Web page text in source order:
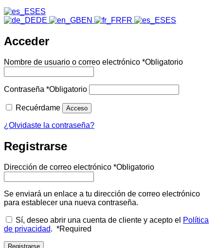
ES
DE
EN FR ES
Acceder
Nombre de usuario o correo electrónico *Obligatorio
Contraseña *Obligatorio
Recuérdame Acceso
¿Olvidaste la contraseña?
Registrarse
Dirección de correo electrónico *Obligatorio
Se enviará un enlace a tu dirección de correo electrónico
para establecer una nueva contraseña.
Sí, deseo abrir una cuenta de cliente y acepto el Política
de privacidad. *Required
Registrarse